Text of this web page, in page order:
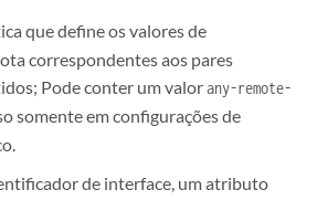
que define os valores de
correspondentes aos pares
Pode conter um valorany-remote-
somente em configurações de
de interface, um atributo